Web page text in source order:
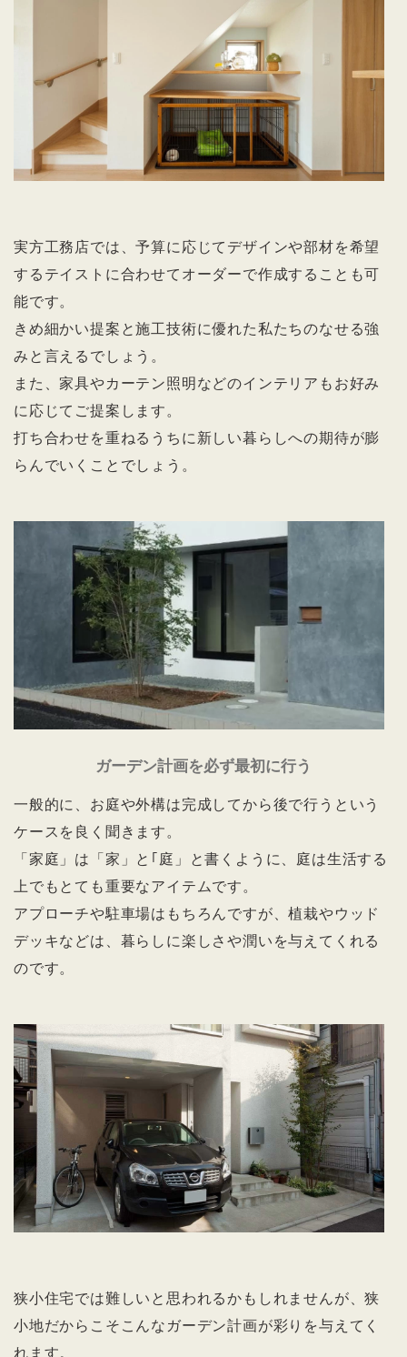
実方工務店では、予算に応じてデザインや部材を希望
するテイストに合わせてオーダーで作成することも可
能です。
きめ細かい提案と施工技術に優れた私たちのなせる強
みと言えるでしょう。
また、家具やカーテン照明などのインテリアもお好み
に応じてご提案します。
打ち合わせを重ねるうちに新しい暮らしへの期待が膨
らんでいくことでしょう。
ガーデン計画を必ず最初に行う
一般的に、お庭や外構は完成してから後で行うという
ケースを良く聞きます。
「家庭」は「家」と｢庭」と書くように、庭は生活する
上でもとても重要なアイテムです。
アプローチや駐車場はもちろんですが、植栽やウッド
デッキなどは、暮らしに楽しさや潤いを与えてくれる
のです。
狭小住宅では難しいと思われるかもしれませんが、狭
小地だからこそこんなガーデン計画が彩りを与えてく
れます。